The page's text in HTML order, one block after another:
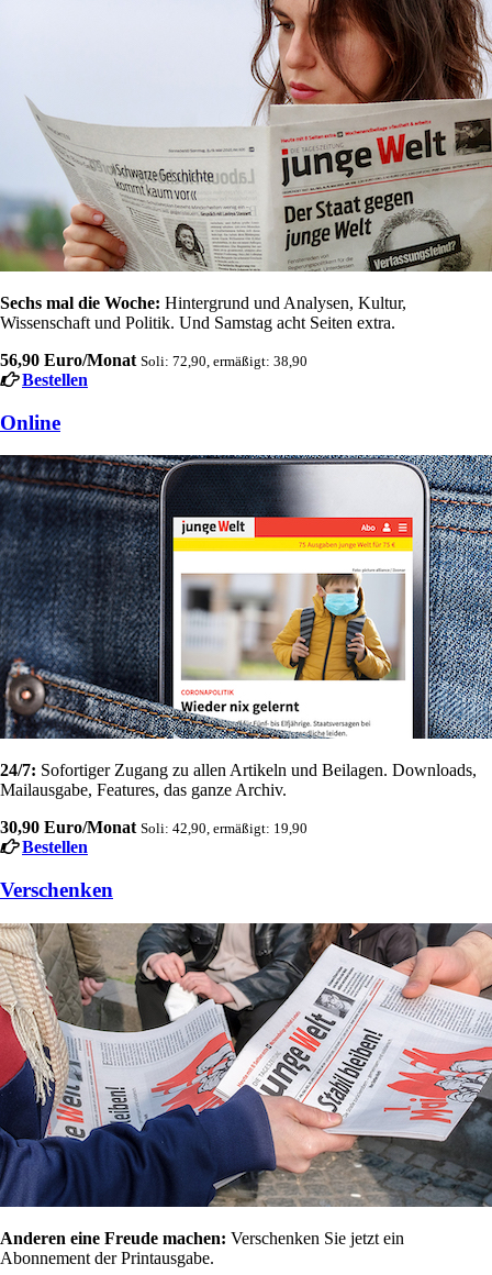
Sechs mal die Woche: Hintergrund und Analysen, Kultur,
Wissenschaft und Politik. Und Samstag acht Seiten extra.
56,90 Euro/Monat Soli: 72,90, ermäßigt: 38,90
Bestellen
Online
24/7: Sofortiger Zugang zu allen Artikeln und Beilagen. Downloads,
Mailausgabe, Features, das ganze Archiv.
30,90 Euro/Monat Soli: 42,90, ermäßigt: 19,90
Bestellen
Verschenken
Anderen eine Freude machen: Verschenken Sie jetzt ein
Abonnement der Printausgabe.